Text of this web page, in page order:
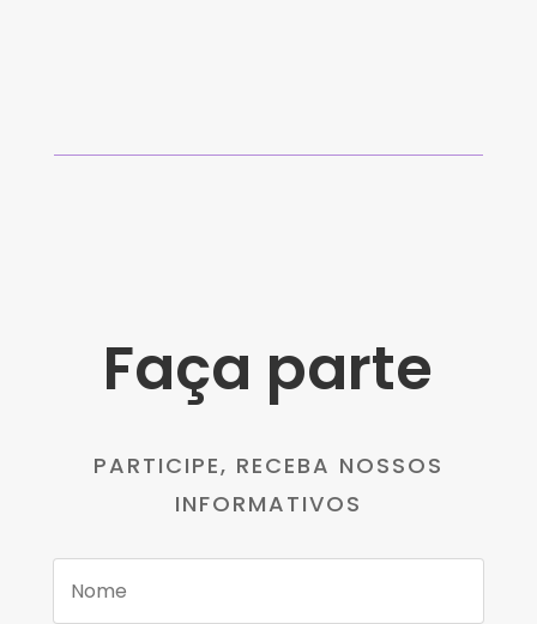
Faça parte
PARTICIPE, RECEBA NOSSOS
INFORMATIVOS